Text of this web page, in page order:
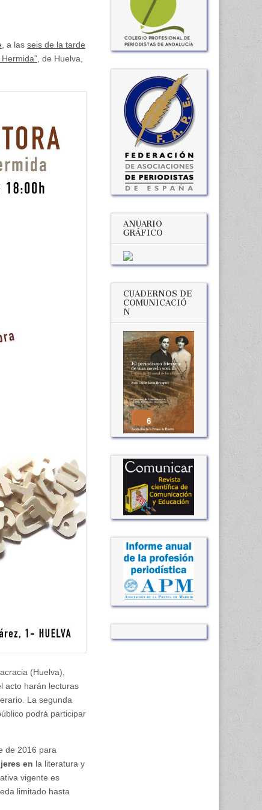
, a las seis de la tarde
, de Huelva,
(Huelva),
acto harán lecturas
La segunda
podrá participar
de 2016 para
en la literatura y
vigente es
limitado hasta
ANUARIO
GRÁFICO
CUADERNOS DE
COMUNICACIÓ
N